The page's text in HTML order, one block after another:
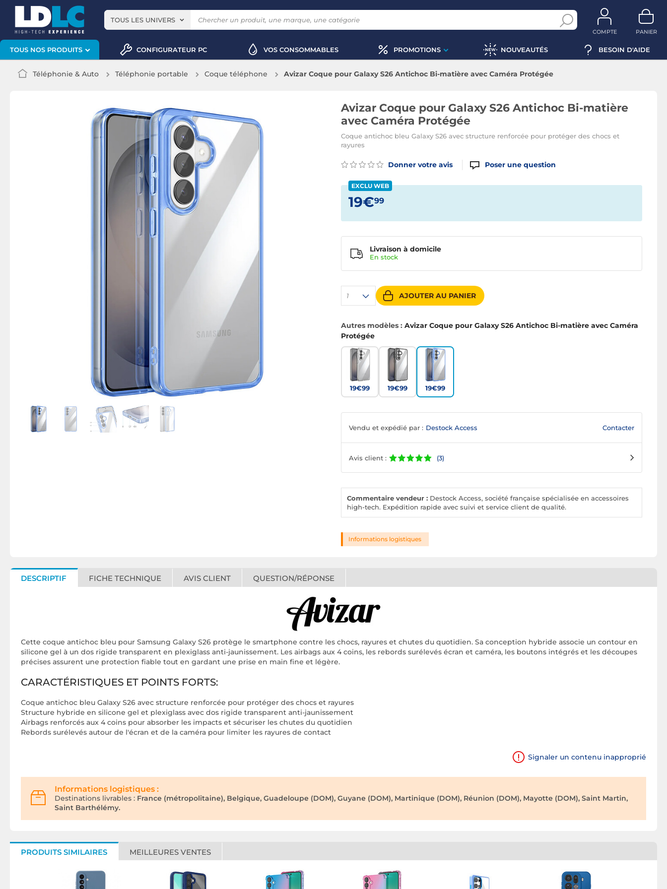
TOUS LES UNIVERS
COMPTE PANIER
TOUS NOS PRODUITS CONFIGURATEUR PC VOS CONSOMMABLES PROMOTIONS NOUVEAUTÉS BESOIN D'AIDE
Téléphonie & Auto Téléphonie portable Coque téléphone Avizar Coque pour Galaxy S26 Antichoc Bi-matière avec Caméra Protégée
Avizar Coque pour Galaxy S26 Antichoc Bi-matière
avec Caméra Protégée
Coque antichoc bleu Galaxy S26 avec structure renforcée pour protéger des chocs et
rayures
Donner votre avis Poser une question
EXCLU WEB
19€99
1 AJOUTER AU PANIER
Livraison à domicile
En stock
Autres modèles : Avizar Coque pour Galaxy S26 Antichoc Bi-matière avec Caméra
Protégée
19€99 19€99 19€99
Vendu et expédié par : Destock Access Contacter
Avis client : (3)
Commentaire vendeur : Destock Access, société française spécialisée en accessoires
high-tech. Expédition rapide avec suivi et service client de qualité.
Informations logistiques
DESCRIPTIF FICHE TECHNIQUE AVIS CLIENT QUESTION/RÉPONSE
Cette coque antichoc bleu pour Samsung Galaxy S26 protège le smartphone contre les chocs, rayures et chutes du quotidien. Sa conception hybride associe un contour en
silicone gel à un dos rigide transparent en plexiglass anti-jaunissement. Les airbags aux 4 coins, les rebords surélevés écran et caméra, les boutons intégrés et les découpes
précises assurent une protection fiable tout en gardant une prise en main fine et légère.
CARACTÉRISTIQUES ET POINTS FORTS:
Coque antichoc bleu Galaxy S26 avec structure renforcée pour protéger des chocs et rayures
Structure hybride en silicone gel et plexiglass avec dos rigide transparent anti-jaunissement
Airbags renforcés aux 4 coins pour absorber les impacts et sécuriser les chutes du quotidien
Rebords surélevés autour de l'écran et de la caméra pour limiter les rayures de contact
Signaler un contenu inapproprié
Informations logistiques :
Destinations livrables : France (métropolitaine), Belgique, Guadeloupe (DOM), Guyane (DOM), Martinique (DOM), Réunion (DOM), Mayotte (DOM), Saint Martin,
Saint Barthélémy.
PRODUITS SIMILAIRES MEILLEURES VENTES